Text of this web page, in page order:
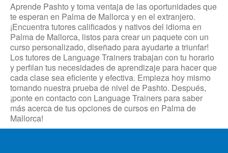
Aprende Pashto y toma ventaja de las oportunidades que
te esperan en Palma de Mallorca y en el extranjero.
¡Encuentra tutores calificados y nativos del idioma en
Palma de Mallorca, listos para crear un paquete con un
curso personalizado, diseñado para ayudarte a triunfar!
Los tutores de Language Trainers trabajan con tu horario
y perfilan tus necesidades de aprendizaje para hacer que
cada clase sea eficiente y efectiva. Empieza hoy mismo
tomando nuestra prueba de nivel de Pashto. Después,
¡ponte en contacto con Language Trainers para saber
más acerca de tus opciones de cursos en Palma de
Mallorca!